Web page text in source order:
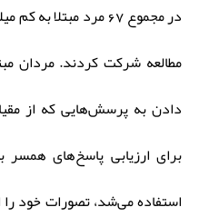
در مجموع 67 مرد
مطالعه شرکت کردند. مردان
دادن به پرسش‌هایی که از
برای ارزیابی پاسخ‌های
استفاده می‌شد، تصورات خود